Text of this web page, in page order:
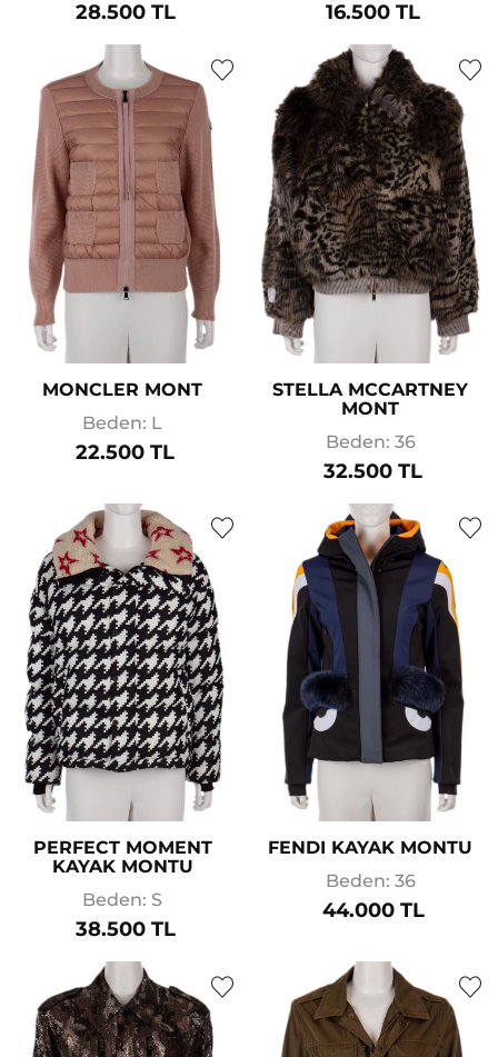
28.500 TL 16.500 TL
MONCLER MONT
Beden: L
22.500 TL
STELLA MCCARTNEY
MONT
Beden: 36
32.500 TL
PERFECT MOMENT
KAYAK MONTU
Beden: S
38.500 TL
FENDI KAYAK MONTU
Beden: 36
44.000 TL